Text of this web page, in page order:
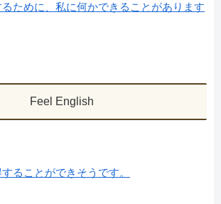
ために、私に何かできることがあります
Feel English
ることができそうです。